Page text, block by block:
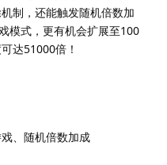
制，还能触发随机倍数加
模式，更有机会扩展至100
达51000倍！
、随机倍数加成